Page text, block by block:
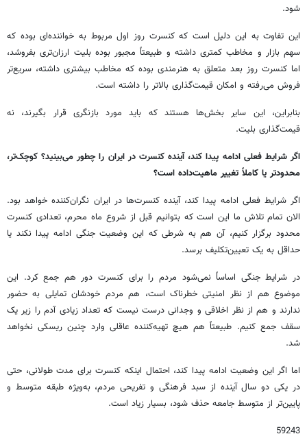
شود.
این تفاوت به این دلیل است که کنسرت روز اول مربوط به خواننده‌ای بوده که
سهم بازار و مخاطب کمتری داشته و طبیعتاً مجبور بوده بلیت ارزان‌تری بفروشد،
اما کنسرت روز بعد متعلق به هنرمندی بوده که مخاطب بیشتری داشته، سریع‌تر
فروش می‌رفته و امکان قیمت‌گذاری بالاتر را داشته است.
بنابراین، این سایر بخش‌ها هستند که باید مورد بازنگری قرار بگیرند، نه
قیمت‌گذاری بلیت.
اگر شرایط فعلی ادامه پیدا کند، آینده کنسرت در ایران را چطور می‌بینید؟ کوچک‌تر،
محدودتر یا کاملاً تغییر ماهیت‌داده است؟
اگر شرایط فعلی ادامه پیدا کند، آینده کنسرت‌ها در ایران نگران‌کننده خواهد بود.
الان تمام تلاش ما این است که بتوانیم قبل از شروع ماه محرم، تعدادی کنسرت
محدود برگزار کنیم، آن هم به شرطی که این وضعیت جنگی ادامه پیدا نکند یا
حداقل به یک تعیین‌تکلیف برسد.
در شرایط جنگی اساساً نمی‌شود مردم را برای کنسرت دور هم جمع کرد. این
موضوع هم از نظر امنیتی خطرناک است، هم مردم خودشان تمایلی به حضور
ندارند و هم از نظر اخلاقی و وجدانی درست نیست که تعداد زیادی آدم را زیر یک
سقف جمع کنیم. طبیعتاً هم هیچ تهیه‌کننده عاقلی وارد چنین ریسکی نخواهد
شد.
اما اگر این وضعیت ادامه پیدا کند، احتمال اینکه کنسرت برای مدت طولانی، حتی
در یکی دو سال آینده از سبد فرهنگی و تفریحی مردم، به‌ویژه طبقه متوسط و
پایین‌تر از متوسط جامعه حذف شود، بسیار زیاد است.